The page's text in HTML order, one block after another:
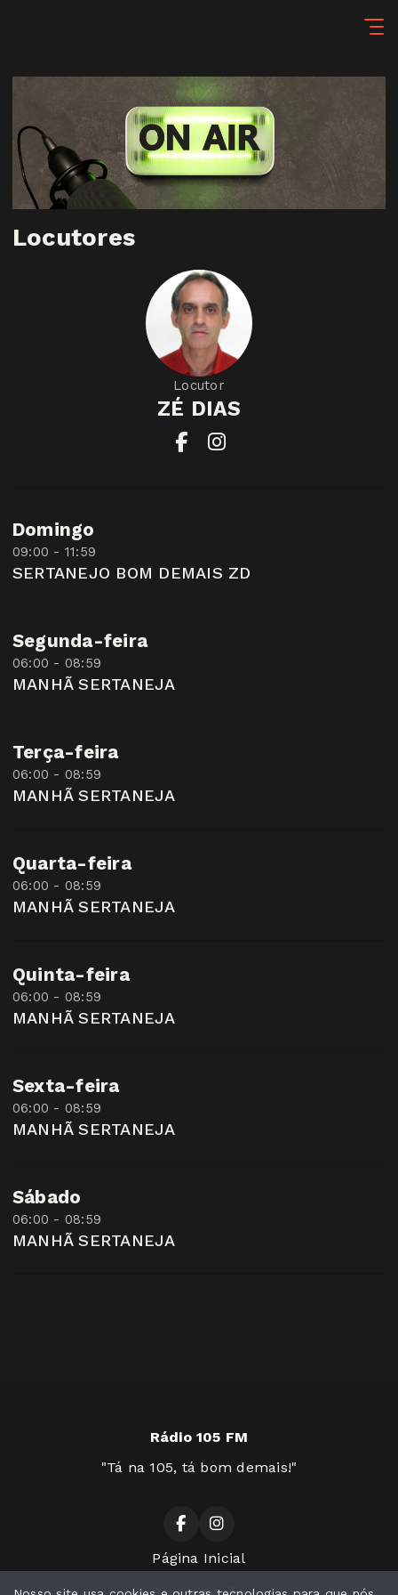
Locutores
Locutor
ZÉ DIAS
Domingo
09:00 - 11:59
SERTANEJO BOM DEMAIS ZD
Segunda-feira
06:00 - 08:59
MANHÃ SERTANEJA
Terça-feira
06:00 - 08:59
MANHÃ SERTANEJA
Quarta-feira
06:00 - 08:59
MANHÃ SERTANEJA
Quinta-feira
06:00 - 08:59
MANHÃ SERTANEJA
Sexta-feira
06:00 - 08:59
MANHÃ SERTANEJA
Sábado
06:00 - 08:59
MANHÃ SERTANEJA
Rádio 105 FM
"Tá na 105, tá bom demais!"
Página Inicial